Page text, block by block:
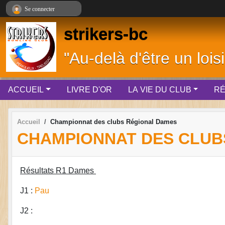
strikers-bc
"Au-delà d'être un
ACCUEIL LIVRE D'OR LA VIE DU CLUB
Accueil Championnat des clubs Régional Dames
CHAMPIONNAT DES
Résultats R1 Dames
J1 : Pau
J2 :
Se connecter
Panneau de gestion des cookies